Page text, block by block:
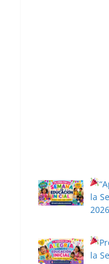
la
la